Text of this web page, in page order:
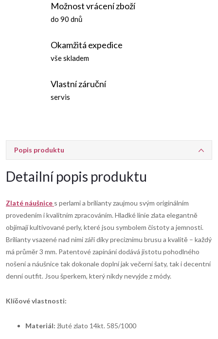
Možnost vrácení zboží
do 90 dnů
Okamžitá expedice
vše skladem
Vlastní záruční
servis
Popis produktu
Detailní popis produktu
Zlaté náušnice s perlami a brilianty zaujmou svým originálním
provedením i kvalitním zpracováním. Hladké linie zlata elegantně
objímají kultivované perly, které jsou symbolem čistoty a jemnosti.
Brilianty vsazené nad nimi září díky preciznímu brusu a kvalitě – každý
má průměr 3 mm. Patentové zapínání dodává jistotu pohodlného
nošení a náušnice tak dokonale doplní jak večerní šaty, tak i decentní
denní outfit. Jsou šperkem, který nikdy nevyjde z módy.
Klíčové vlastnosti:
Materiál: žluté zlato 14kt. 585/1000